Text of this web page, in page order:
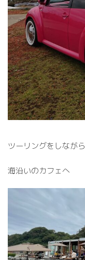
ツーリングをしながら
海沿いのカフェへ